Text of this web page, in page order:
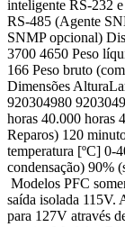
inteligente RS-232
RS-485 (Agente
SNMP opcional)
3700 4650 Peso
166 Peso bruto
Dimensões
920304980
horas 40.000 horas
Reparos) 120
temperatura [ºC] 0-
condensação) 90%
Modelos PFC
saída isolada 115V.
para 127V através